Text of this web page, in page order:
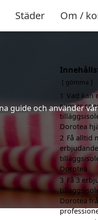
Städer Om /
guide och använder
gömma
1 Vad kan
som är
Dorotea
2 Få alltid
Dorotea
3 Få 3
Dorotea